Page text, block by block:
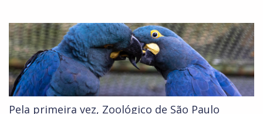
Pela primeira vez, Zoológico de São Paulo